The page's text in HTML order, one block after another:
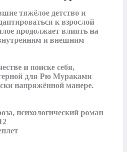
тяжёлое детство и
к взрослой
продолжает влиять на
и внешним
и поиске себя,
для Рю Мураками
напряжённой манере.
психологический роман